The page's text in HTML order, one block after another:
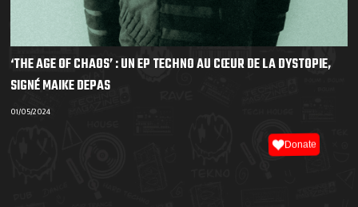
‘THE AGE OF CHAOS’ : UN EP TECHNO AU CŒUR DE LA DYSTOPIE,
SIGNÉ MAIKE DEPAS
01/05/2024
Donate